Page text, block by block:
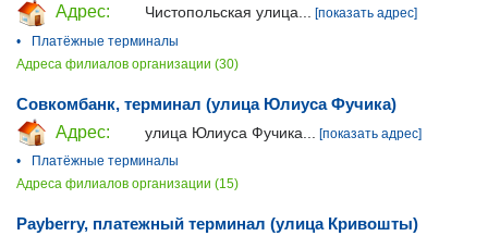
Адрес:
Чистопольская улица...
[показать адрес]
•
Платёжные терминалы
Адреса филиалов организации (30)
Совкомбанк, терминал (улица Юлиуса Фучика)
Адрес:
улица Юлиуса Фучика...
[показать адрес]
•
Платёжные терминалы
Адреса филиалов организации (15)
Payberry, платежный терминал (улица Кривошты)